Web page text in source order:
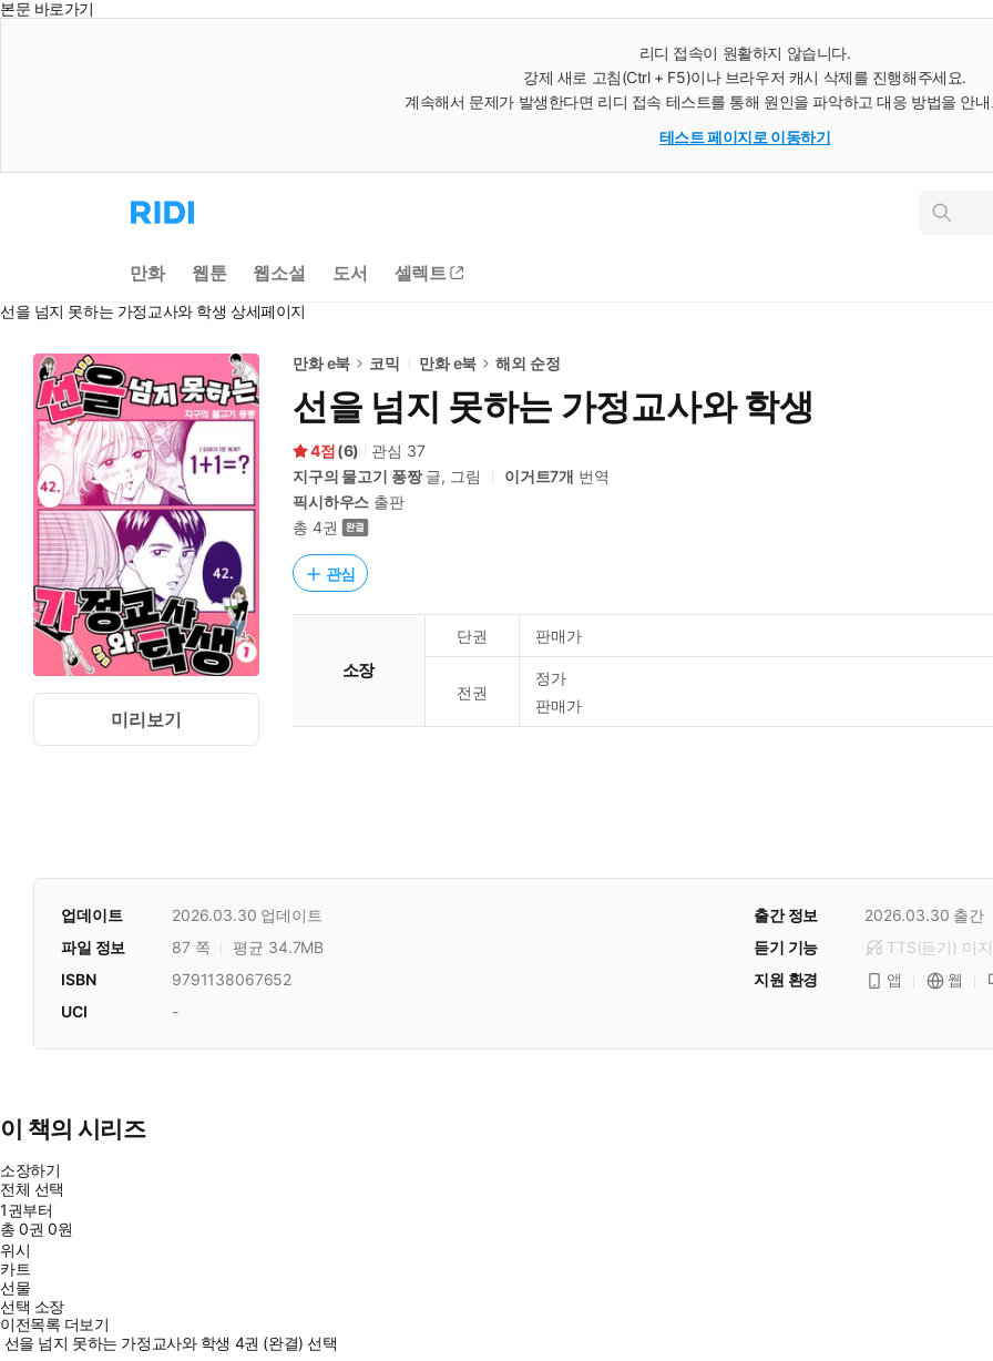
본문 바로가기
리디 접속이 원활하지 않습니다.
강제 새로 고침(Ctrl + F5)이나 브라우저 캐시 삭제를 진행해주세요.
계속해서 문제가 발생한다면 리디 접속 테스트를 통해 원인을 파악하고 대응 방법을 안
테스트 페이지로 이동하기
리
디
으
로
동
인
만화 웹툰 웹소설 도서 셀렉트
선을 넘지 못하는 가정교사와 학생 상세페이지
미리보기
만화 e북 코믹 만화 e북 해외 순정
선을 넘지 못하는 가정교사와 학생
4 (6) 관심 37
지구의 물고기 퐁짱글, 그림 이거트7개 번역
픽시하우스 출판
총 4권
관심
소장
단권 판매가
전권
정가
판매가
업데이트 2026.03.30 업데이트 출간 정보 2026.03.30 출간
듣기 기능
TTS(듣기) 미
파일 정보 87 쪽
평균 34.7MB
지원 환경
앱 웹
ISBN
9791138067652
UCI
-
이 책의 시리즈
소장하기
전체 선택
1권부터
총0권 0원
위시
카트
선물
선택 소장
이전목록 더보기
선을 넘지 못하는 가정교사와 학생 4권 (완결) 선택